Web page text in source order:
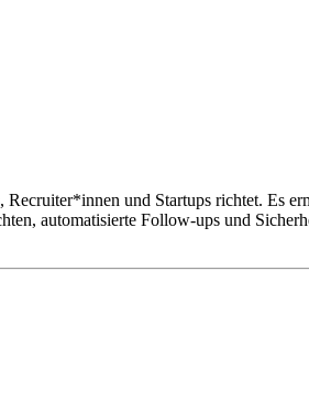
und Startups richtet. Es
automatisierte Follow-ups und